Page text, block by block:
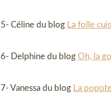
5- Céline du blog La folle
6- Delphine du blog Oh, la
7- Vanessa du blog La